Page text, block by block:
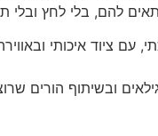
להם, בלי לחץ ובלי
עם ציוד איכותי
ובשיתוף הורים